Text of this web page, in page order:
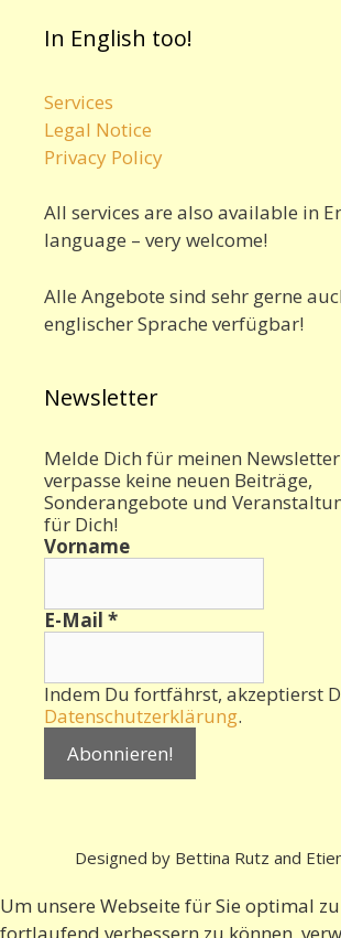
In English too!
Services
Legal Notice
Privacy Policy
All services are also available in
language – very welcome!
Alle Angebote sind sehr gerne
englischer Sprache verfügbar!
Newsletter
Melde Dich für meinen
verpasse keine neuen Beiträge,
Sonderangebote und
für Dich!
Vorname
E-Mail *
Indem Du fortfährst, akzeptierst
Datenschutzerklärung.
Designed by Bettina Rutz and
Um unsere Webseite für Sie optimal